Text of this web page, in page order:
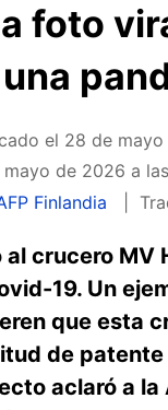
foto
el 28 de
de 2026 a
Finlandia
crucero
19. Un
que esta
de
aclaró a